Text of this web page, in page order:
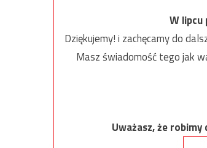
W
Dziękujemy! i zachęcamy do
Masz świadomość tego jak
Uważasz, że